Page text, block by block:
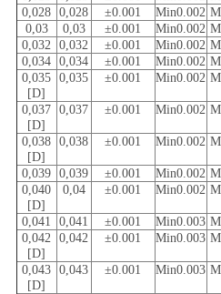
0,028
0,028 ±0.001 Min0.002
0,03
0,03 ±0.001 Min0.002
0,032
0,032 ±0.001 Min0.002
0,034
0,034 ±0.001 Min0.002
0,035
[D]
0,035 ±0.001 Min0.002
0,037
[D]
0,037 ±0.001 Min0.002
0,038
[D]
0,038 ±0.001 Min0.002
0,039 0,039 ±0.001 Min0.002
0,040
[D]
0,04 ±0.001 Min0.002
0,041 0,041 ±0.001 Min0.003
0,042
[D]
0,042 ±0.001 Min0.003
0,043
[D]
0,043 ±0.001 Min0.003